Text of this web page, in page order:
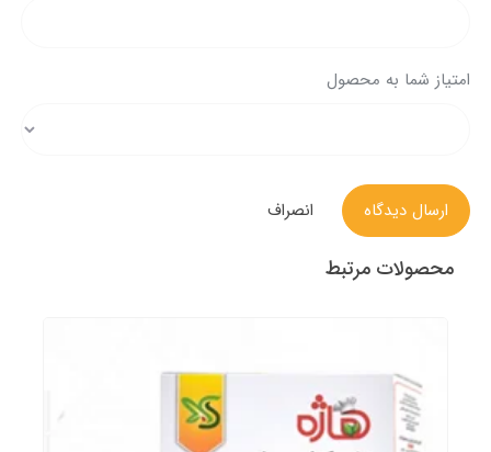
امتیاز شما به محصول
ارسال دیدگاه انصراف
محصولات مرتبط